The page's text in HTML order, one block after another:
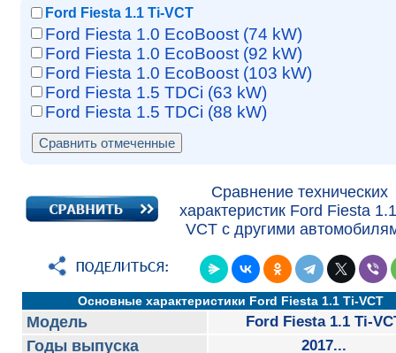
Ford Fiesta 1.1 Ti-VCT
Ford Fiesta 1.0 EcoBoost (74 kW)
Ford Fiesta 1.0 EcoBoost (92 kW)
Ford Fiesta 1.0 EcoBoost (103 kW)
Ford Fiesta 1.5 TDCi (63 kW)
Ford Fiesta 1.5 TDCi (88 kW)
Сравнение технических
характеристик Ford Fiesta
VCT с другими
Основные характеристики Ford Fiesta 1.1 Ti-VCT
Модель Ford Fiesta 1.1 Ti-
Годы выпуска 2017...